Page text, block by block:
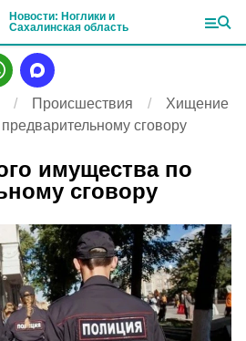
Новости: Ноглики и
Сахалинская область
Происшествия
Хищение
сговору
имущества по
сговору